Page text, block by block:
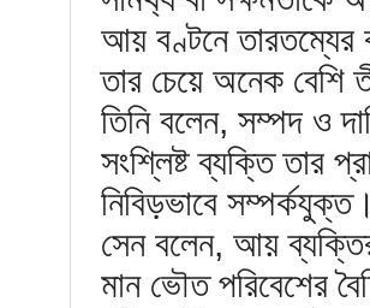
আয় বণ্টনে তারতম্যের
তার চেয়ে অনেক বেশি
তিনি বলেন, সম্পদ ও
সংশ্লিষ্ট ব্যক্তি তার
নিবিড়ভাবে
সেন বলেন, আয়
মান ভৌত পরিবেশের